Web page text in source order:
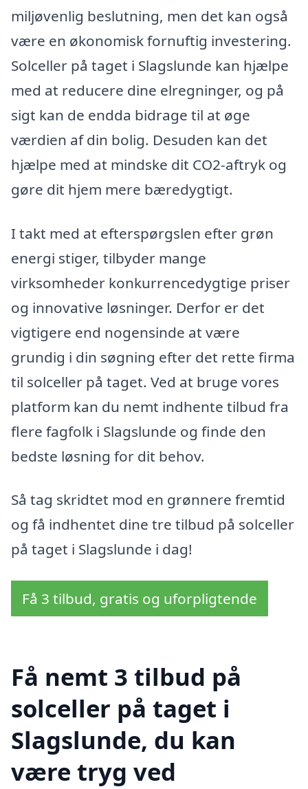
miljøvenlig beslutning, men det kan også
være en økonomisk fornuftig investering.
Solceller på taget i Slagslunde kan hjælpe
med at reducere dine elregninger, og på
sigt kan de endda bidrage til at øge
værdien af din bolig. Desuden kan det
hjælpe med at mindske dit CO2-aftryk og
gøre dit hjem mere bæredygtigt.
I takt med at efterspørgslen efter grøn
energi stiger, tilbyder mange
virksomheder konkurrencedygtige priser
og innovative løsninger. Derfor er det
vigtigere end nogensinde at være
grundig i din søgning efter det rette firma
til solceller på taget. Ved at bruge vores
platform kan du nemt indhente tilbud fra
flere fagfolk i Slagslunde og finde den
bedste løsning for dit behov.
Så tag skridtet mod en grønnere fremtid
og få indhentet dine tre tilbud på solceller
på taget i Slagslunde i dag!
Få 3 tilbud, gratis og uforpligtende
Få nemt 3 tilbud på
solceller på taget i
Slagslunde, du kan
være tryg ved